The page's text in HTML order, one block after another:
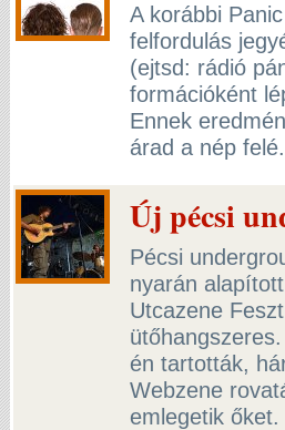
A korábbi
felfordulás
(ejtsd: rádió
formációként
Ennek
árad a nép
Új pécsi
Pécsi
nyarán
Utcazene
én tartották,
Webzene
emlegetik őket.